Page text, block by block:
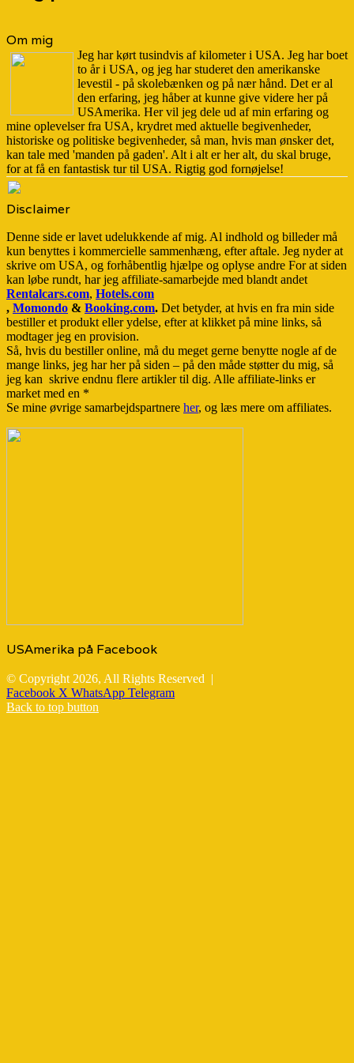
Om mig
Jeg har kørt tusindvis af kilometer i USA. Jeg har boet
to år i USA, og jeg har studeret den amerikanske
levestil - på skolebænken og på nær hånd. Det er al
den erfaring, jeg håber at kunne give videre her på
USAmerika. Her vil jeg dele ud af min erfaring og
mine oplevelser fra USA, krydret med aktuelle begivenheder,
historiske og politiske begivenheder, så man, hvis man ønsker det,
kan tale med 'manden på gaden'. Alt i alt er her alt, du skal bruge,
for at få en fantastisk tur til USA. Rigtig god fornøjelse!
Disclaimer
Denne side er lavet udelukkende af mig. Al indhold og billeder må
kun benyttes i kommercielle sammenhæng, efter aftale. Jeg nyder at
skrive om USA, og forhåbentlig hjælpe og oplyse andre For at siden
kan løbe rundt, har jeg affiliate-samarbejde med blandt andet
Rentalcars.com, Hotels.com
, Momondo & Booking.com. Det betyder, at hvis en fra min side
bestiller et produkt eller ydelse, efter at klikket på mine links, så
modtager jeg en provision.
Så, hvis du bestiller online, må du meget gerne benytte nogle af de
mange links, jeg har her på siden – på den måde støtter du mig, så
jeg kan skrive endnu flere artikler til dig. Alle affiliate-links er
market med en *
Se mine øvrige samarbejdspartnere her, og læs mere om affiliates.
USAmerika på Facebook
© Copyright 2026, All Rights Reserved |
Facebook X WhatsApp Telegram
Back to top button